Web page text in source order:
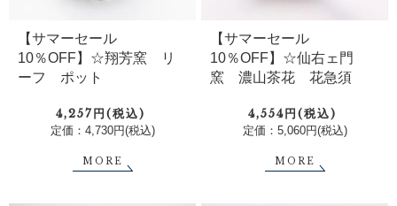
【サマーセール
10％OFF】☆翔芳窯 リ
ーフ ポット
4,257円(税込)
定価：4,730円(税込)
MORE
【サマーセール
10％OFF】☆仙右ェ門
窯 濃山茶花 花急須
4,554円(税込)
定価：5,060円(税込)
MORE